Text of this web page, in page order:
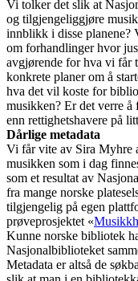
Vi tolker det slik at
og tilgjengeliggjøre
innblikk i disse planene?
om forhandlinger hvor
avgjørende for hva vi får
konkrete planer om å
hva det vil koste for
musikken? Er det verre å
enn rettighetshavere på
Dårlige metadata
Vi får vite av Sira Myhre
musikken som i dag
som et resultat av
fra mange norske
tilgjengelig på egen
prøveprosjektet «
Kunne norske bibliotek
Nasjonalbiblioteket
Metadata er altså de